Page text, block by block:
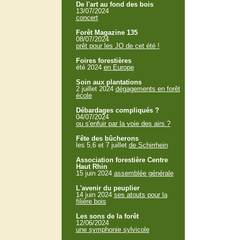
De l'art au fond des bois
13/07/2024
concert
Forêt Magazine 135
08/07/2024
prêt pour les JO de cet été !
Foires forestières
été 2024 en Europe
Soin aux plantations
2 juillet 2024 dégagements en forêt
école
Débardages compliqués ?
04/07/2024
ou s'enfuir par la voie des airs ?
Fête des bûcherons
les 5,6 et 7 juillet de Schirrhein
Association forestière Centre
Haut Rhin
15 juin 2024 assemblée générale
L'avenir du peuplier
14 juin 2024 ses atouts pour la
filière bois
Les sons de la forêt
12/06/2024
une symphonie sylvicole